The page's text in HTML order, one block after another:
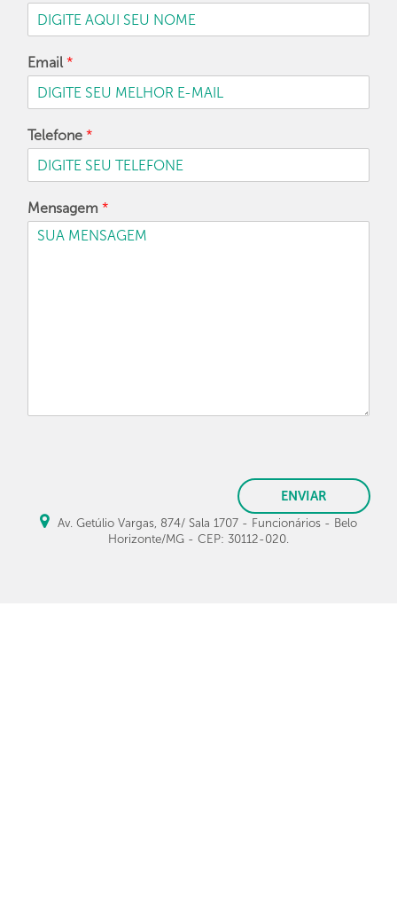
Email *
Telefone *
Mensagem *
ENVIAR
Av. Getúlio Vargas, 874/ Sala 1707 - Funcionários - Belo
Horizonte/MG - CEP: 30112-020.